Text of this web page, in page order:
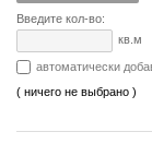
Введите кол-во:
кв.м
автоматически
( ничего не выбрано )